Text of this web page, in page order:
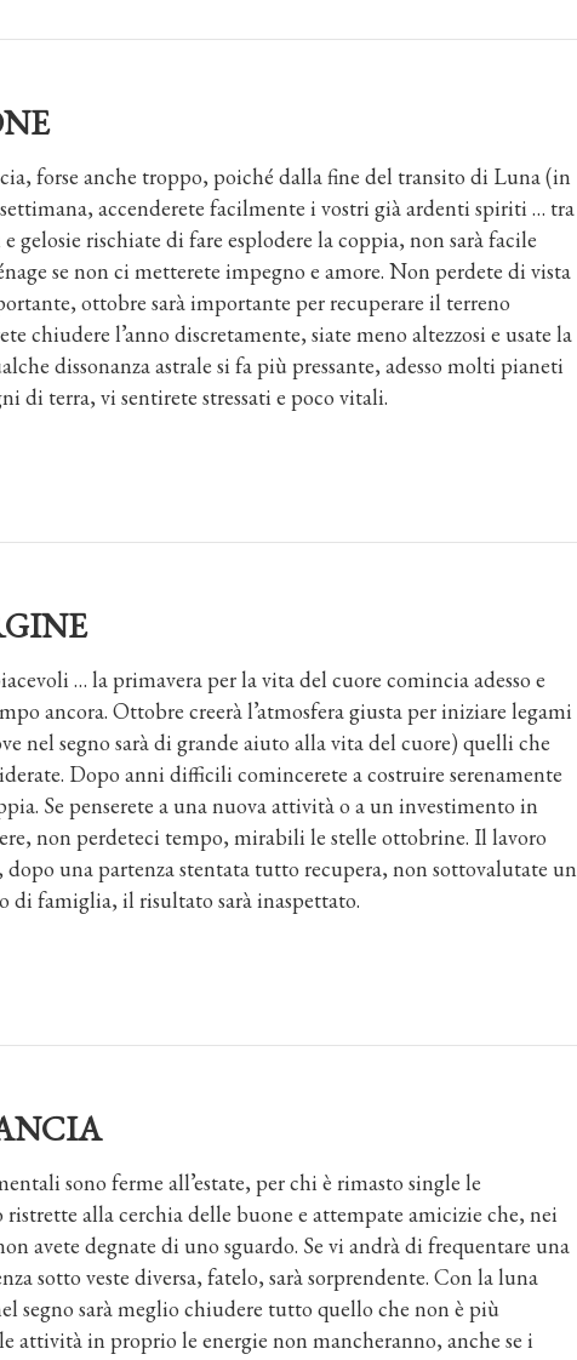
forse anche troppo, poiché dalla fine del transito di Luna (in
accenderete facilmente i vostri già ardenti spiriti … tra
gelosie rischiate di fare esplodere la coppia, non sarà facile
se non ci metterete impegno e amore. Non perdete di vista
ottobre sarà importante per recuperare il terreno
chiudere l’anno discretamente, siate meno altezzosi e usate la
dissonanza astrale si fa più pressante, adesso molti pianeti
di terra, vi sentirete stressati e poco vitali.
… la primavera per la vita del cuore comincia adesso e
ancora. Ottobre creerà l’atmosfera giusta per iniziare legami
nel segno sarà di grande aiuto alla vita del cuore) quelli che
Dopo anni difficili comincerete a costruire serenamente
Se penserete a una nuova attività o a un investimento in
non perdeteci tempo, mirabili le stelle ottobrine. Il lavoro
dopo una partenza stentata tutto recupera, non sottovalutate un
di famiglia, il risultato sarà inaspettato.
sono ferme all’estate, per chi è rimasto single le
ristrette alla cerchia delle buone e attempate amicizie che, nei
avete degnate di uno sguardo. Se vi andrà di frequentare una
sotto veste diversa, fatelo, sarà sorprendente. Con la luna
segno sarà meglio chiudere tutto quello che non è più
attività in proprio le energie non mancheranno, anche se i